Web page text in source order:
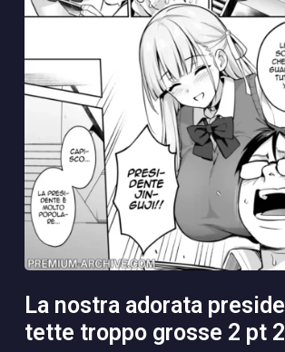
la nostra adorata presidente ha le
tette troppo grosse 2 pt 2